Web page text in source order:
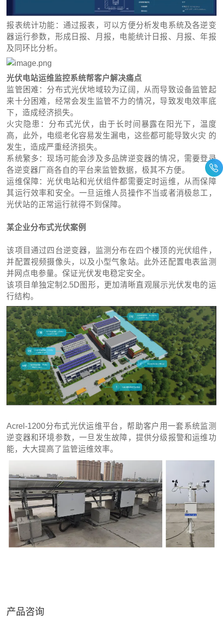
报表统计功能：通过报表，可以方便分析发电系统及各逆变
器运行参数，形成日报、月报，电能统计日报、月报、年报
及同环比分析。
光伏电站运维监控系统帮客户解决痛点
监管困难：分布式光伏地域较为辽阔，从而导致设备监管起
来十分困难，经常会发生监管不力的情况，导致发电效率底
下，造成经济损失。
火灾隐患：分布式光伏，由于长时间暴露在阳光下，温度
高，此外，电缆老化容易发生漏电，这些都可能导致火灾 的
发生，造成严重经济损失。
系统繁多：现场可能会涉及多品牌逆变器的情况，需要登录
各逆变器厂商各自的平台来监管数据，极其不方便。
运维保障：光伏电站和光伏组件都需要定时运维，从而保障
其运行效率和安全。一旦运维人员操作不当或者消极怠工，
光伏站的正常运行就得不到保障。
某企业分布式光伏案例
该项目通过四台逆变器，监测分布在四个楼顶的光伏组件，
并配置视频摄像头，以及小型气象站。此外还配置电表监测
并网点电参量。保证光伏发电稳定安全。
该项目单独定制2.5D图形，更加清晰直观展示光伏发电的运
行结构。
Acrel-1200分布式光伏运维平台，帮助客户用一套系统监测
逆变器和环境参数，一旦发生故障，提供分级报警和运维功
能，大大提高了监管运维效率。
产品咨询